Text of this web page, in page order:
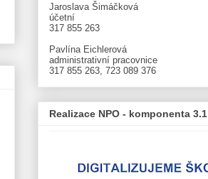
Jaroslava Šimáčková
účetní
317 855 263
Pavlína Eichlerová
administrativní pracovnice
317 855 263, 723 089 376
Realizace NPO - komponenta 3.1